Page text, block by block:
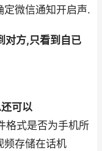
微信通知开启声.
对方,只看到自已
可以
格式是否为手机所
频存储在话机